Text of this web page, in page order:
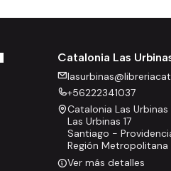
Catalonia Las
+56222341037
Catalonia Las Urbinas
Las Urbinas 17
Santiago -
Región Metropolitana
Ver más detalles